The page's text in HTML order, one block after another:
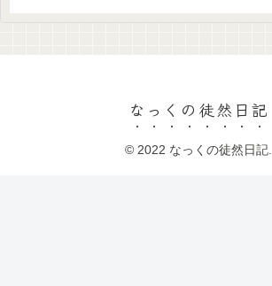
なっくの徒然日記
© 2022 なっくの徒然日記.